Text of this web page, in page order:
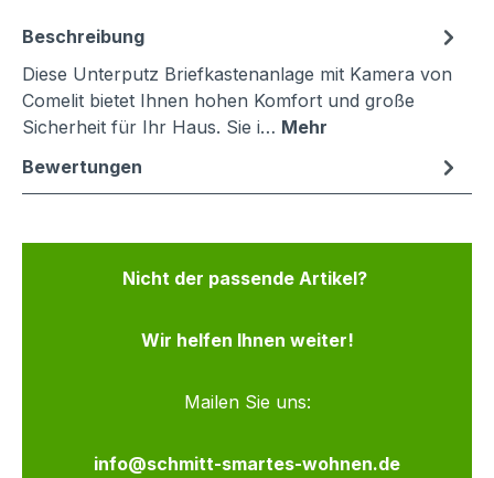
Beschreibung
Diese Unterputz Briefkastenanlage mit Kamera von
Comelit bietet Ihnen hohen Komfort und große
Sicherheit für Ihr Haus. Sie i… Mehr
Bewertungen
Nicht der passende Artikel?
Wir helfen Ihnen weiter!
Mailen Sie uns:
info@schmitt-smartes-wohnen.de